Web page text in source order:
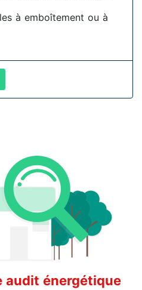
à emboîtement ou à
audit énergétique